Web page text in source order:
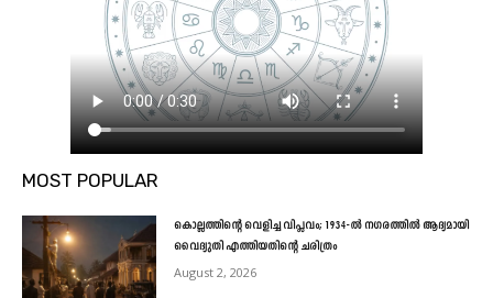
MOST POPULAR
കൊല്ലത്തിന്റെ വെളിച്ച വിപ്ലവം; 1934-ൽ നഗരത്തിൽ ആദ്യമായി
വൈദ്യുതി എത്തിയതിന്റെ ചരിത്രം
August 2, 2026